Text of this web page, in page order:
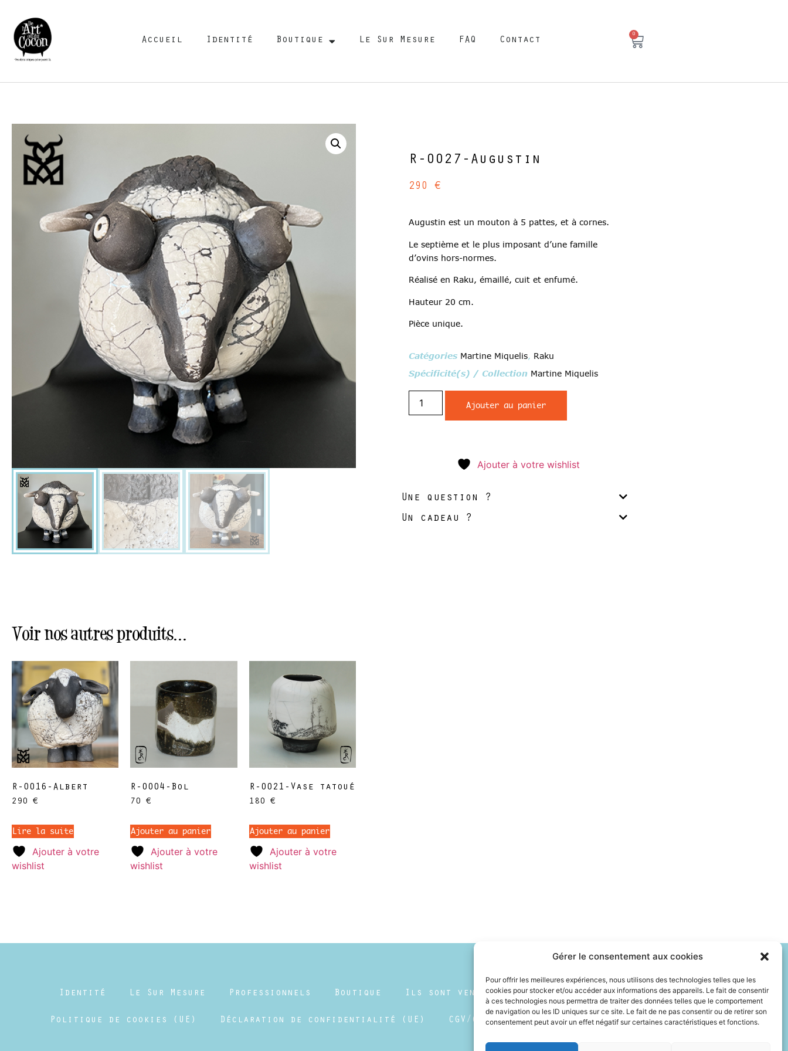
Gérer le consentement aux cookies
Pour offrir les meilleures expériences, nous utilisons des technologies telles que les
cookies pour stocker et/ou accéder aux informations des appareils. Le fait de consentir
à ces technologies nous permettra de traiter des données telles que le comportement
de navigation ou les ID uniques sur ce site. Le fait de ne pas consentir ou de retirer son
consentement peut avoir un effet négatif sur certaines caractéristiques et fonctions.
Accueil Identité Boutique Le Sur Mesure FAQ Contact
0
R-0027-Augustin
290 €
Augustin est un mouton à 5 pattes, et à cornes.
Le septième et le plus imposant d’une famille
d’ovins hors-normes.
Réalisé en Raku, émaillé, cuit et enfumé.
Hauteur 20 cm.
Pièce unique.
Catégories Martine Miquelis, Raku
Spécificité(s) / Collection Martine Miquelis
Ajouter au panier
Ajouter à votre wishlist
Une question ?
Un cadeau ?
Voir nos autres produits...
R-0016-Albert
290 €
Lire la suite
Ajouter à votre
wishlist
R-0004-Bol
70€
Ajouter au panier
Ajouter à votre
wishlist
R-0021-Vase tatoué
180 €
Ajouter au panier
Ajouter à votre
wishlist
Identité Le Sur Mesure Professionnels Boutique Ils sont vendus Contact FAQ
Politique de cookies (UE) Déclaration de confidentialité (UE) CGV/CGU Mentions Légales